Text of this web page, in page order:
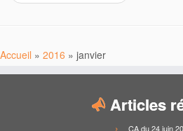
Accueil » 2016 » janvier
Articles
CA du 24 juin